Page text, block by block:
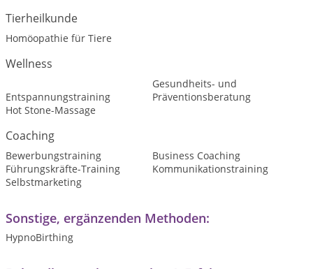
Tierheilkunde
Homöopathie für Tiere
Wellness
Entspannungstraining
Gesundheits- und
Präventionsberatung
Hot Stone-Massage
Coaching
Bewerbungstraining
Business Coaching
Führungskräfte-Training
Kommunikationstraining
Selbstmarketing
Sonstige, ergänzenden Methoden:
HypnoBirthing